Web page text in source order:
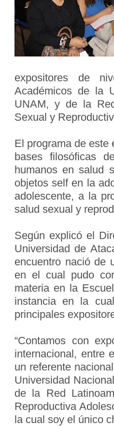
expositores de
Académicos de la
UNAM, y de la
Sexual y
El programa de este
bases filosóficas
humanos en salud
objetos self en la
adolescente, a la
salud sexual y
Según explicó el
Universidad de
encuentro nació de
en el cual pudo
materia en la
instancia en la
principales
“Contamos con
internacional, entre
un referente
Universidad
de la Red
Reproductiva
la cual soy el único